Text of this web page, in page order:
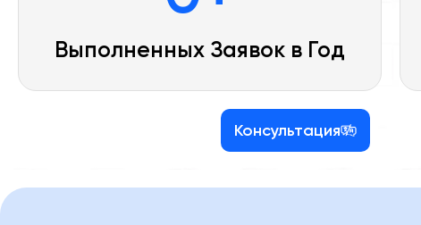
Выполненных Заявок в Год
Консультация